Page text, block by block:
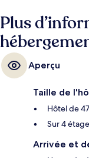
Plus
Aperçu
Taille de
Hôtel de
Sur 4
Arrivée et